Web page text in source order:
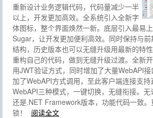
重新设计业务逻辑代码，代码量减少一半
以上，开发更加高效。全系统引入全新字
体图标，整个界面焕然一新。底层引入最易
Sugar，让开发更加便利高效。同时保持与
结构，历史版本也可以无缝升级用最新的特
重构自己的代码，做到无缝升级过渡。全新
用JWT验证方式，同时增加了大量WebAPI
加了WebAPI方式调用，至此客户端连接支持
WebAPI三种模式，一键切换，无缝衔接。无
还是.NET Framework版本，功能代码一致
锁！
阅读全文